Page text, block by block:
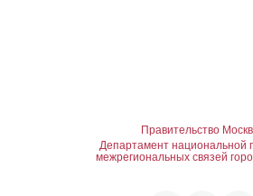
Правительство
Департамент национальной
межрегиональных связей